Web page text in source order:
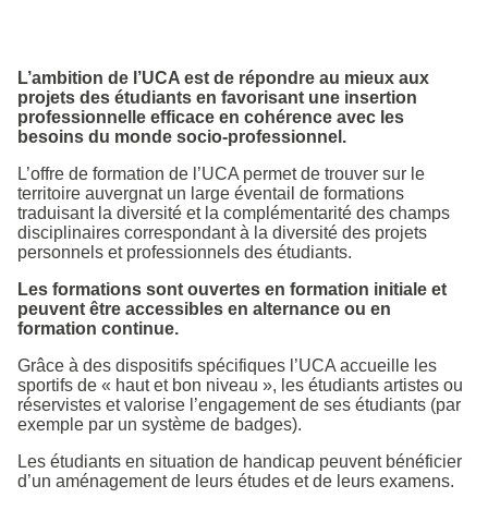
L’ambition de l’UCA est de répondre au mieux aux
projets des étudiants en favorisant une insertion
professionnelle efficace en cohérence avec les
besoins du monde socio-professionnel.
L’offre de formation de l’UCA permet de trouver sur le
territoire auvergnat un large éventail de formations
traduisant la diversité et la complémentarité des champs
disciplinaires correspondant à la diversité des projets
personnels et professionnels des étudiants.
Les formations sont ouvertes en formation initiale et
peuvent être accessibles en alternance ou en
formation continue.
Grâce à des dispositifs spécifiques l’UCA accueille les
sportifs de « haut et bon niveau », les étudiants artistes ou
réservistes et valorise l’engagement de ses étudiants (par
exemple par un système de badges).
Les étudiants en situation de handicap peuvent bénéficier
d’un aménagement de leurs études et de leurs examens.